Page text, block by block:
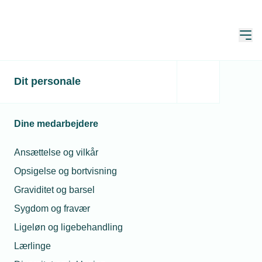
Dit personale
Dine medarbejdere
Ansættelse og vilkår
Opsigelse og bortvisning
Graviditet og barsel
Sygdom og fravær
Ligeløn og ligebehandling
Lærlinge
Trepartsaftale skal sikre